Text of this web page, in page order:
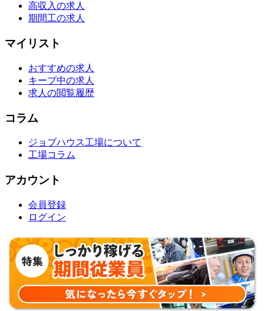
高収入の求人
期間工の求人
マイリスト
おすすめの求人
キープ中の求人
求人の閲覧履歴
コラム
ジョブハウス工場について
工場コラム
アカウント
会員登録
ログイン